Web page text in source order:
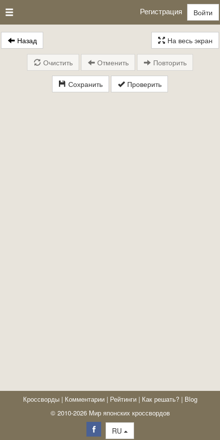
Регистрация Войти
Назад На весь экран
Сохранить Проверить
Очистить Отменить Повторить
Кроссворды | Комментарии | Рейтинги | Как решать? | Blog
© 2010-2026 Мир японских кроссвордов
RU